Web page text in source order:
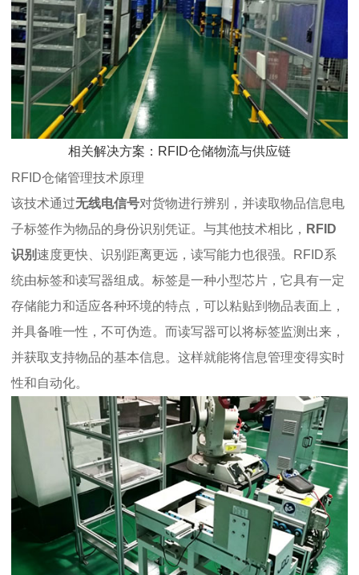
相关解决方案：RFID仓储物流与供应链
RFID仓储管理技术原理
该技术通过无线电信号对货物进行辨别，并读取物品信息电
子标签作为物品的身份识别凭证。与其他技术相比， RFID
识别速度更快、识别距离更远，读写能力也很强。RFID系
统由标签和读写器组成。标签是一种小型芯片，它具有一定
存储能力和适应各种环境的特点，可以粘贴到物品表面上，
并具备唯一性，不可伪造。而读写器可以将标签监测出来，
并获取支持物品的基本信息。这样就能将信息管理变得实时
性和自动化。